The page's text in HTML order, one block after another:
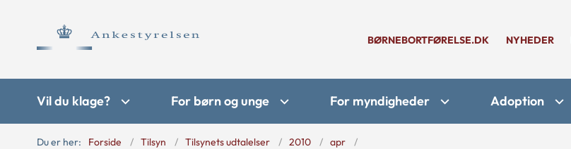
BØRNEBORTFØRELSE.DK NYHEDER
Vil du klage? For børn og unge For myndigheder Adoption
Du er her: Forside Tilsyn Tilsynets udtalelser 2010
apr